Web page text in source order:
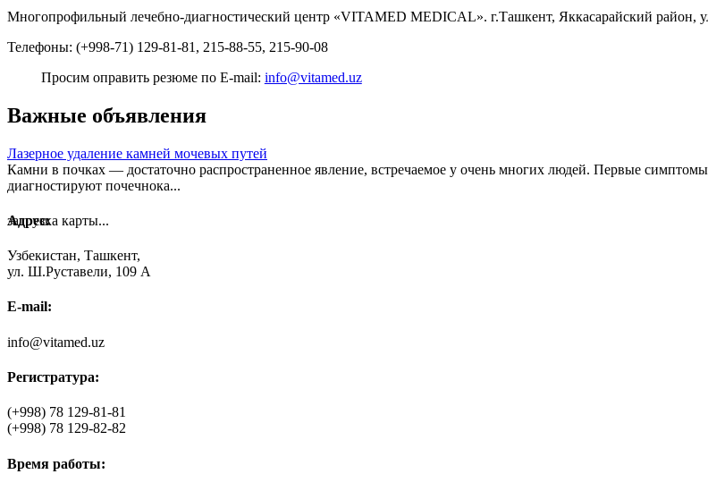
Многопрофильный лечебно-диагностический центр «VITAMED MEDICAL». г.Ташкент, Яккасарайский район,
Телефоны: (+998-71) 129-81-81, 215-88-55, 215-90-08
Просим оправить резюме по E-mail: info@vitamed.uz
Важные объявления
Лазерное удаление камней мочевых путей
Камни в почках — достаточно распространенное явление, встречаемое у очень многих людей. Первые
диагностируют почечнока...
загрузка карты...
Адрес:
Узбекистан, Ташкент,
ул. Ш.Руставели, 109 А
E-mail:
info@vitamed.uz
Регистратура:
(+998) 78 129-81-81
(+998) 78 129-82-82
Время работы: